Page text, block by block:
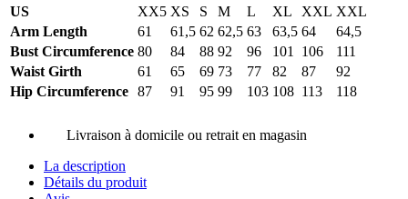
US
XX5 XS S M L XL XXL XXL
Arm Length
61 61,5 62 62,5 63 63,5 64
64,5
Bust Circumference 80 84 88 92 96 101 106
111
Waist Girth
61 65 69 73 77 82 87
92
Hip Circumference 87 91 95 99 103 108 113 118
Livraison à domicile ou retrait en magasin
La description
Détails du produit